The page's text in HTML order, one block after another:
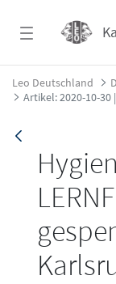
Artikel:
Leo Deutschland